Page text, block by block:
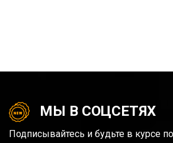
МЫ В СОЦСЕТЯХ
Подписывайтесь и будьте в курсе